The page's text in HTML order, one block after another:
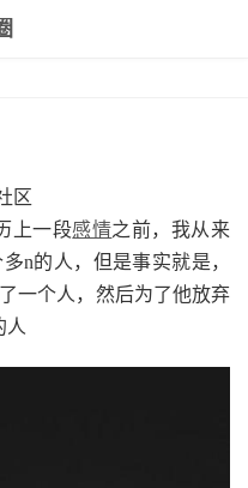
区
上一段感情之前，我从来
n的人，但是事实就是，
一个人，然后为了他放弃
人